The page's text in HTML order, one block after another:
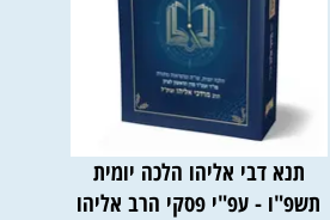
תנא דבי אליהו הלכה יומית
תשפ"ו - עפ"י פסקי הרב אליהו